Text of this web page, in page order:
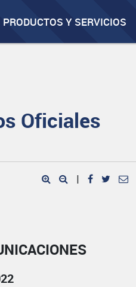
PRODUCTOS Y SERVICIOS
Oficiales
|